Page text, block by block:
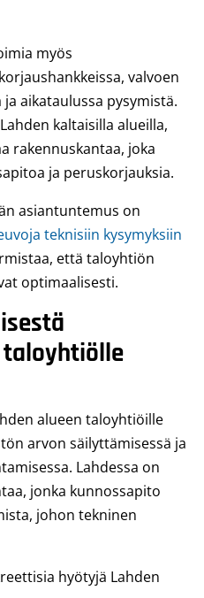
myös
valvoen
aikataulussa pysymistä.
kaltaisilla alueilla,
rakennuskantaa, joka
ja peruskorjauksia.
asiantuntemus on
teknisiin kysymyksiin
että taloyhtiön
optimaalisesti.
alueen taloyhtiöille
arvon säilyttämisessä ja
Lahdessa on
jonka kunnossapito
johon tekninen
hyötyjä Lahden